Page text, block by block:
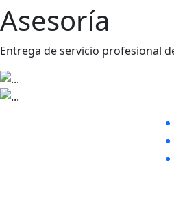
Asesoría
Entrega de servicio profesional